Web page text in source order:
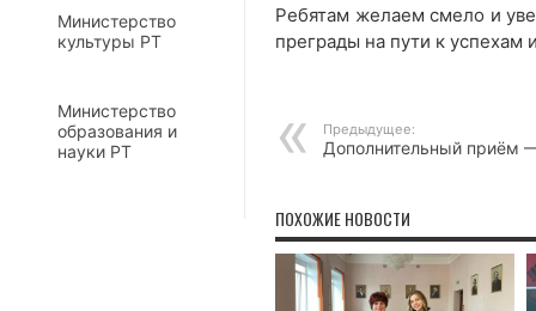
Ребятам желаем смело и
преграды на пути к успехам
Предыдущее:
Дополнительный приём
ПОХОЖИЕ НОВОСТИ
Министерство
культуры РТ
Министерство
образования и
науки РТ